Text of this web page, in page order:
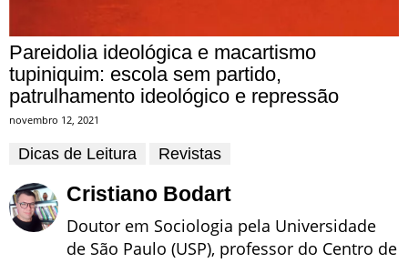
Pareidolia ideológica e macartismo
tupiniquim: escola sem partido,
patrulhamento ideológico e repressão
novembro 12, 2021
Dicas de Leitura Revistas
Cristiano Bodart
Doutor em Sociologia pela Universidade
de São Paulo (USP), professor do Centro de